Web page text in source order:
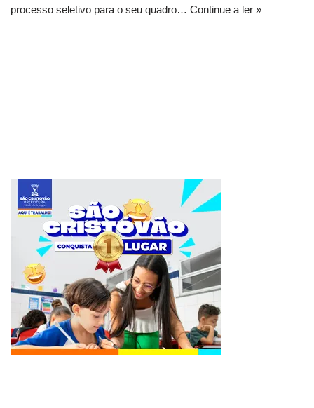
processo seletivo para o seu quadro… Continue a ler »